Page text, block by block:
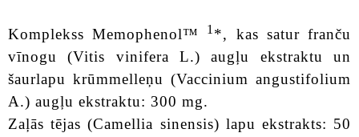
Komplekss Memophenol™ 1 *, kas satur franču
vīnogu (Vitis vinifera L.) augļu ekstraktu un
šaurlapu krūmmelleņu (Vaccinium angustifolium
A.) augļu ekstraktu: 300 mg.
Zaļās tējas (Camellia sinensis) lapu ekstrakts: 50